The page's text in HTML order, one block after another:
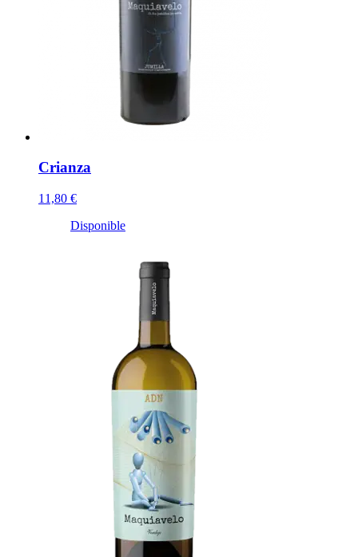
Crianza
11,80 €
Disponible